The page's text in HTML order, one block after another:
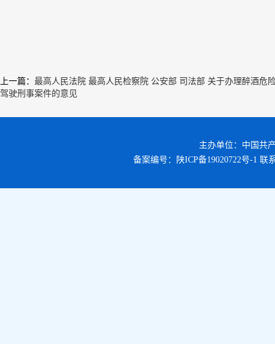
上一篇 ： 最高人民法院 最高人民检察院 公安部 司法部 关于办理醉酒危
驾驶刑事案件的意见
主办单位：中国共
备案编号：
陕ICP备19020722号-1 联